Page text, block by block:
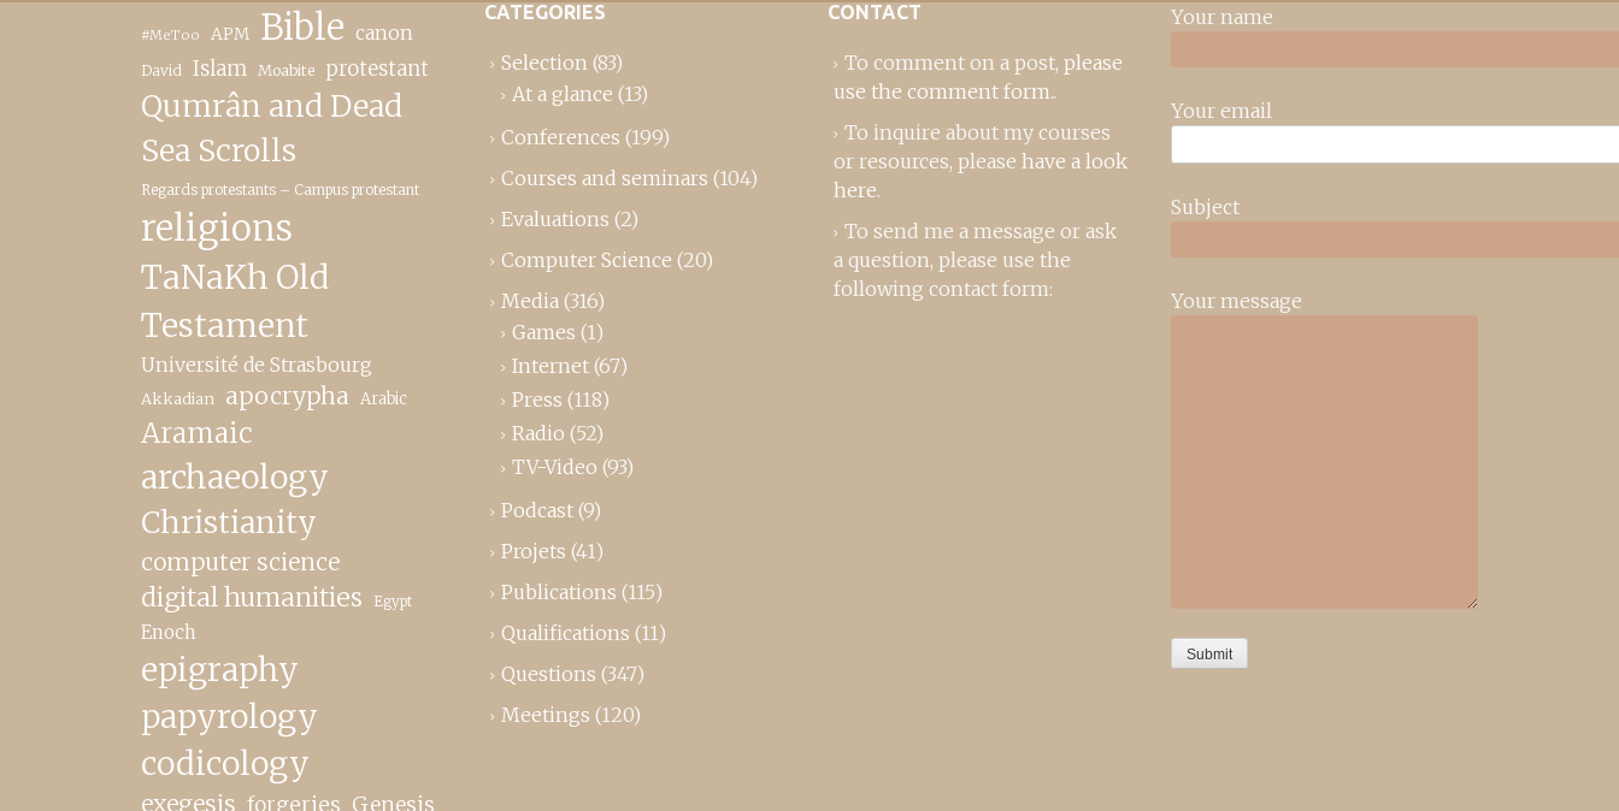
#MeToo APM Bible canon
David Islam Moabite protestant
Qumrân and Dead
Sea Scrolls
Regards protestants – Campus protestant
religions
TaNaKh Old
Testament
Université de Strasbourg
Akkadian apocrypha Arabic
Aramaic
archaeology
Christianity
computer science
digital humanities Egypt
Enoch
epigraphy
papyrology
codicology
exegesis forgeries Genesis
CATEGORIES
Selection (83)
At a glance (13)
Conferences (199)
Courses and seminars (104)
Evaluations (2)
Computer Science (20)
Media (316)
Games (1)
Internet (67)
Press (118)
Radio (52)
TV-Video (93)
Podcast (9)
Projets (41)
Publications (115)
Qualifications (11)
Questions (347)
Meetings (120)
CONTACT
To comment on a post, please
use the comment form..
To inquire about my courses
or resources, please have a look
here.
To send me a message or ask
a question, please use the
following contact form:
Your name
Your email
Subject
Your message